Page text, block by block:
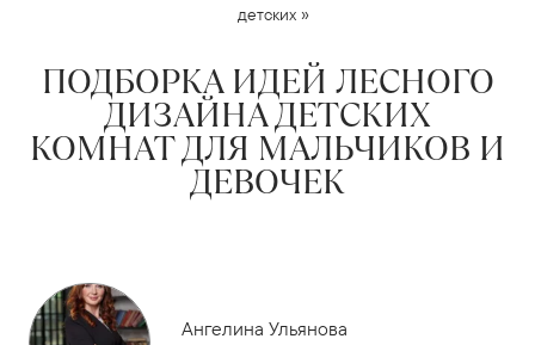
детских »
ПОДБОРКА ИДЕЙ ЛЕСНОГО
ДИЗАЙНА ДЕТСКИХ
КОМНАТ ДЛЯ МАЛЬЧИКОВ И
ДЕВОЧЕК
Ангелина Ульянова